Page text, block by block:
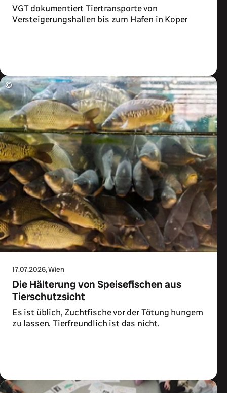
VGT dokumentiert Tiertransporte von
Versteigerungshallen bis zum Hafen in Koper
©
17.07.2026, Wien
Die Hälterung von Speisefischen aus
Tierschutzsicht
Es ist üblich, Zuchtfische vor der Tötung hungern
zu lassen. Tierfreundlich ist das nicht.